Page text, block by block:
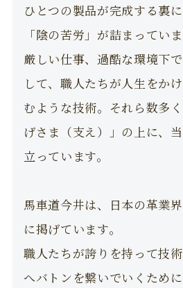
ひとつの製品が完成する裏
「陰の苦労」が詰まってい
厳しい仕事、過酷な環境下
して、職人たちが人生をか
むような技術。それら数多
げさま（支え）」の上に、
立っています。
馬車道今井は、日本の革業
に掲げています。
職人たちが誇りを持って技
へバトンを繋いでいくため